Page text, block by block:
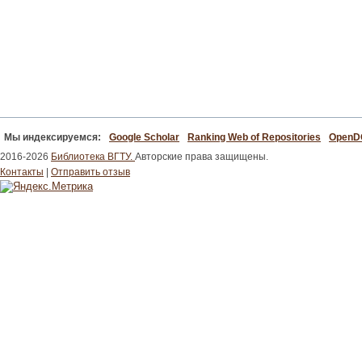
Мы индексируемся: Google Scholar Ranking Web of Repositories
2016-2026 Библиотека ВГТУ. Авторские права защищены.
Контакты
Отправить отзыв